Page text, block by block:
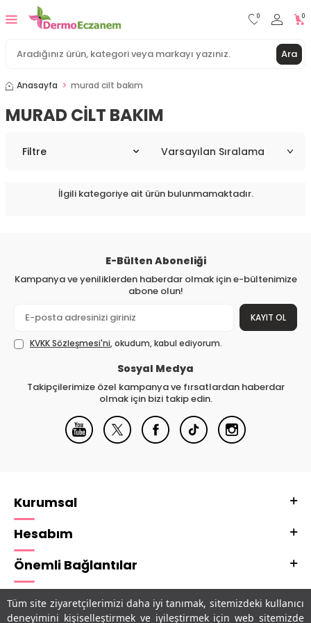
Tüm site ziyaretçilerimizi daha iyi tanımak, sitemizdeki kullanıcı
deneyimini kişiselleştirmek ve iyileştirmek için web sitemizde
Ara
0 0
Anasayfa murad cilt bakım
MURAD CILT BAKIM
Filtre
İlgili kategoriye ait ürün bulunmamaktadır.
E-Bülten Aboneliği
Kampanya ve yeniliklerden haberdar olmak için e-bültenimize
abone olun!
KAYIT OL
KVKK Sözleşmesi'ni, okudum, kabul ediyorum.
Sosyal Medya
Takipçilerimize özel kampanya ve fırsatlardan haberdar
olmak için bizi takip edin.
Kurumsal
Hesabım
Önemli Bağlantılar
Adres & İletişim